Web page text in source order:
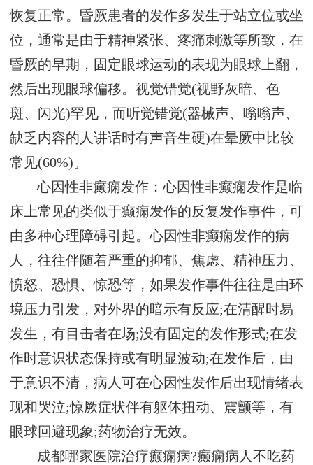
恢复正常。昏厥患者的发作多发生于站立位或坐
位，通常是由于精神紧张、疼痛刺激等所致，在
昏厥的早期，固定眼球运动的表现为眼球上翻，
然后出现眼球偏移。视觉错觉(视野灰暗、色
斑、闪光)罕见，而听觉错觉(器械声、嗡嗡声、
缺乏内容的人讲话时有声音生硬)在晕厥中比较
常见(60%)。
心因性非癫痫发作：心因性非癫痫发作是临
床上常见的类似于癫痫发作的反复发作事件，可
由多种心理障碍引起。心因性非癫痫发作的病
人，往往伴随着严重的抑郁、焦虑、精神压力、
愤怒、恐惧、惊恐等，如果发作事件往往是由环
境压力引发，对外界的暗示有反应;在清醒时易
发生，有目击者在场;没有固定的发作形式;在发
作时意识状态保持或有明显波动;在发作后，由
于意识不清，病人可在心因性发作后出现情绪表
现和哭泣;惊厥症状伴有躯体扭动、震颤等，有
眼球回避现象;药物治疗无效。
成都哪家医院治疗癫痫病?癫痫病人不吃药